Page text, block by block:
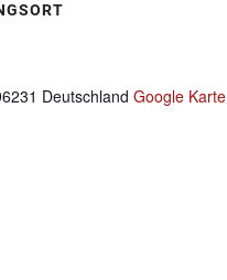
Deutschland Google Karte